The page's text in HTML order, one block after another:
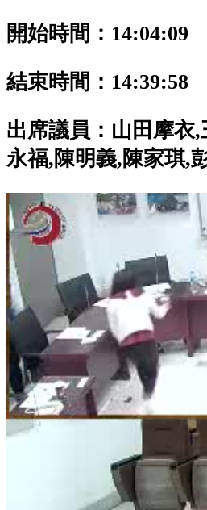
開始時間：14:04:09
結束時間：14:39:58
出席議員： 山田摩衣
永福,陳明義,陳家琪,